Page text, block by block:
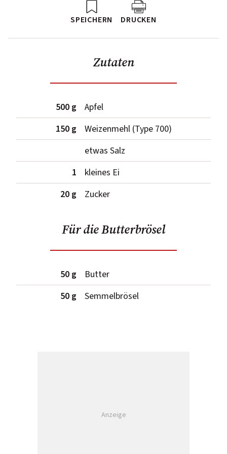
SPEICHERN DRUCKEN
Zutaten
500 g
Apfel
150 g
Weizenmehl (Type 700)
etwas Salz
1
kleines Ei
20 g
Zucker
Für die Butterbrösel
50 g
Butter
50 g
Semmelbrösel
Anzeige